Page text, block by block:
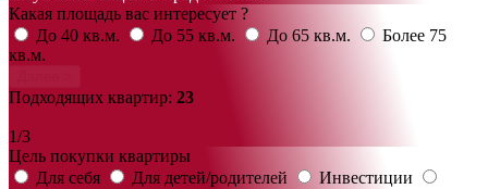
Какая площадь вас интересует ?
До 40 кв.м.
До 55 кв.м. До 65 кв.м.
Более 75
кв.м.
Подходящих квартир: 23
1/3
Цель покупки квартиры
Для себя
Для детей/родителей
Инвестиции